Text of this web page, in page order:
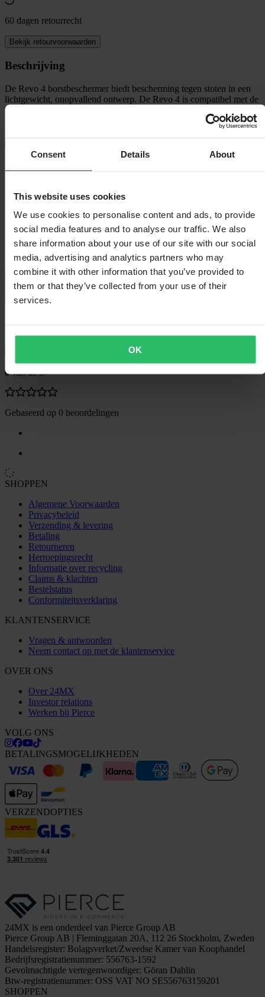
Consent Details About
This website uses cookies
We use cookies to personalise content and ads, to provide
social media features and to analyse our traffic. We also
share information about your use of our site with our social
media, advertising and analytics partners who may
combine it with other information that you’ve provided to
them or that they’ve collected from your use of their
services.
OK
60 dagen retourrecht
Bekijk retourvoorwaarden
Beschrijving
De Revo 4 borstbeschermer biedt bescherming tegen stoten in een
lichtgewicht, onopvallend ontwerp. De Revo 4 is compatibel met de
Race Collar, wat betekent dat hij strategisch is ontworpen voor EVS
racekragen en de meeste nekbeugels. Het buitenimpactscherm van
KleurWit
Certificering
CE EN 14021
Verpakkingslengte 350
Hoogte Verpakking 125
KledingmaatL/XL
Verpakkingsbreedte
270
Maattabel
Verzending & retouren
Veiligheidsinformatie
0van de 5
Gebaseerd op 0 beoordelingen
SHOPPEN
Algemene Voorwaarden
Privacybeleid
Verzending & levering
Betaling
Retourneren
Herroepingsrecht
Informatie over recycling
Claims & klachten
Bestelstatus
Conformiteitsverklaring
KLANTENSERVICE
Vragen & antwoorden
Neem contact op met de klantenservice
OVER ONS
Over 24MX
Investor relations
Werken bij Pierce
VOLG ONS
BETALINGSMOGELIJKHEDEN
VERZENDOPTIES
24MX is een onderdeel van Pierce Group AB
Pierce Group AB | Fleminggatan 20A, 112 26 Stockholm, Zweden
Handelsregister: Bolagsverket/Zweedse Kamer van Koophandel
Bedrijfsregistratienummer: 556763-1592
Gevolmachtigde vertegenwoordiger: Göran Dahlin
Btw-registratienummer: OSS VAT NO SE556763159201
SHOPPEN